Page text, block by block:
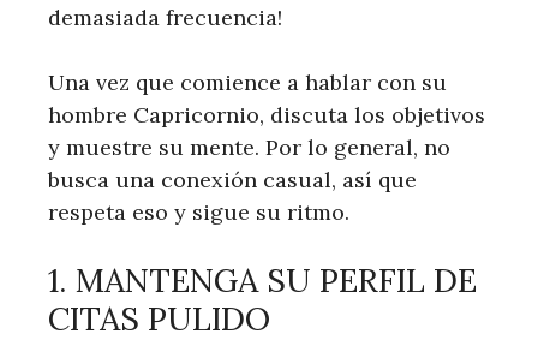
demasiada frecuencia!
Una vez que comience a hablar con su
hombre Capricornio, discuta los objetivos
y muestre su mente. Por lo general, no
busca una conexión casual, así que
respeta eso y sigue su ritmo.
1. MANTENGA SU PERFIL DE
CITAS PULIDO